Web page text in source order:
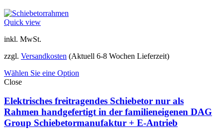
Quick view
inkl. MwSt.
zzgl. Versandkosten (Aktuell 6-8 Wochen Lieferzeit)
Wählen Sie eine Option
Close
Elektrisches freitragendes Schiebetor nur als
Rahmen handgefertigt in der familieneigenen DAG
Group Schiebetormanufaktur + E-Antrieb